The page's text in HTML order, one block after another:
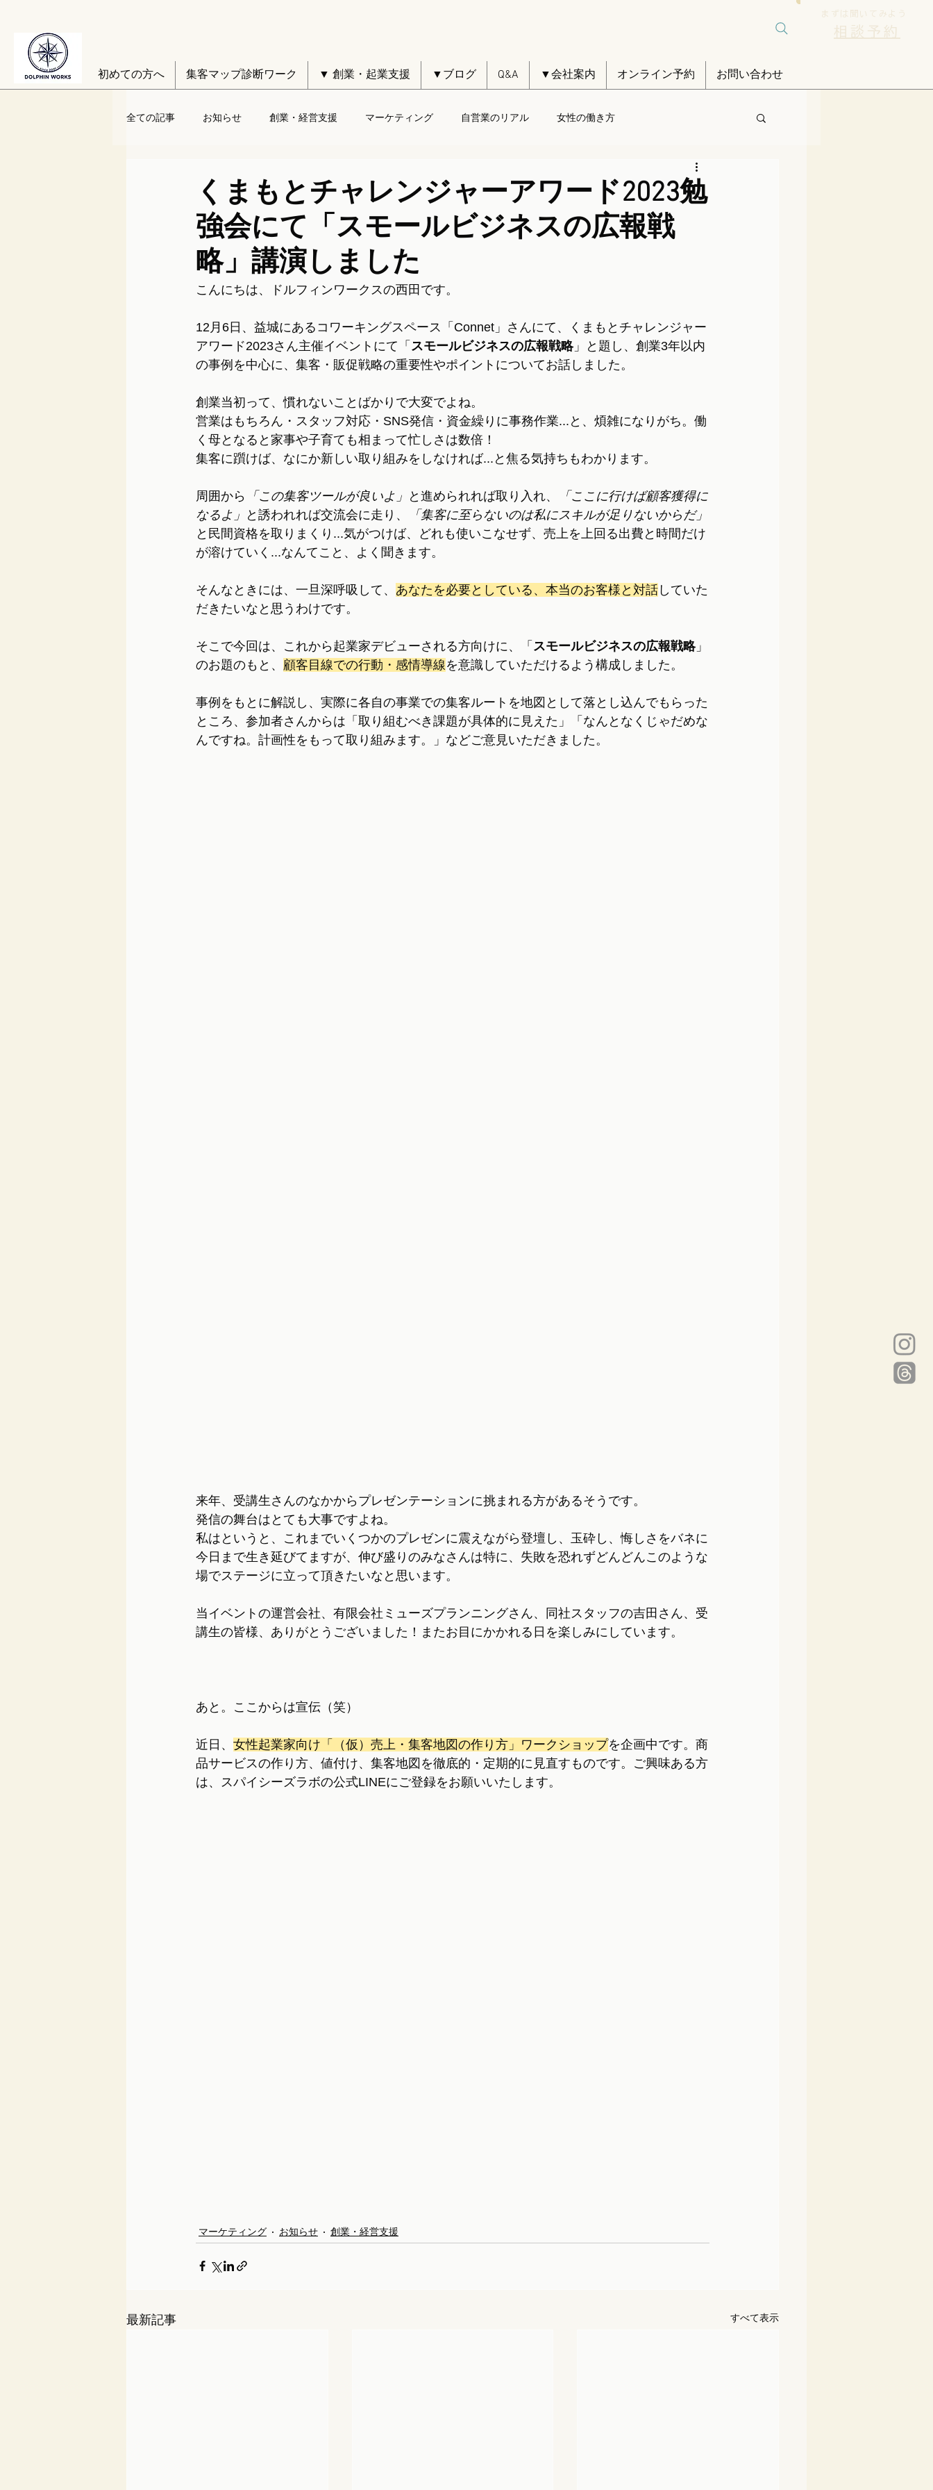
初めての方へ 集客マップ診断ワーク ▼ 創業・起業支援 ▼ブログ Q&A ▼会社案内 オンライン予約 お問い合わせ
まずは聞いてみよう
相談予約
全ての記事 お知らせ 創業・経営支援 マーケティング 自営業のリアル 女性の働き方
くまもとチャレンジャーアワード2023勉
強会にて「スモールビジネスの広報戦
略」講演しました
こんにちは、ドルフィンワークスの西田です。
12月6日、益城にあるコワーキングスペース「Connet」さんにて、くまもとチャレンジャー
アワード2023さん主催イベントにて「 スモールビジネスの広報戦略」と題し、創業3年以内
の事例を中心に、集客・販促戦略の重要性やポイントについてお話しました。
創業当初って、慣れないことばかりで大変でよね。
営業はもちろん・スタッフ対応・SNS発信・資金繰りに事務作業...と、煩雑になりがち。働
く母となると家事や子育ても相まって忙しさは数倍！
集客に躓けば、なにか新しい取り組みをしなければ...と焦る気持ちもわかります。
周囲から 「この集客ツールが良いよ」 と進められれば取り入れ、
「ここに行けば顧客獲得に
なるよ」 と誘われれば交流会に走り、
「集客に至らないのは私にスキルが足りないからだ」
と民間資格を取りまくり...気がつけば、どれも使いこなせず、売上を上回る出費と時間だけ
が溶けていく...なんてこと、よく聞きます。
そんなときには、一旦深呼吸して、 あなたを必要としている、本当のお客様と対話 していた
だきたいなと思うわけです。
そこで今回は、これから起業家デビューされる方向けに、「 スモールビジネスの広報戦略」
のお題のもと、 顧客目線での行動・感情導線を意識していただけるよう構成しました。
事例をもとに解説し、実際に各自の事業での集客ルートを地図として落とし込んでもらった
ところ、参加者さんからは「取り組むべき課題が具体的に見えた」「なんとなくじゃだめな
んですね。計画性をもって取り組みます。」などご意見いただきました。
来年、受講生さんのなかからプレゼンテーションに挑まれる方があるそうです。
発信の舞台はとても大事ですよね。
私はというと、これまでいくつかのプレゼンに震えながら登壇し、玉砕し、悔しさをバネに
今日まで生き延びてますが、伸び盛りのみなさんは特に、失敗を恐れずどんどんこのような
場でステージに立って頂きたいなと思います。
当イベントの運営会社、有限会社ミューズプランニングさん、同社スタッフの吉田さん、受
講生の皆様、ありがとうございました！またお目にかかれる日を楽しみにしています。
あと。ここからは宣伝（笑）
近日、 女性起業家向け「（仮）売上・集客地図の作り方」ワークショップを企画中です。商
品サービスの作り方、値付け、集客地図を徹底的・定期的に見直すものです。ご興味ある方
は、スパイシーズラボの公式LINEにご登録をお願いいたします。
マーケティング お知らせ 創業・経営支援
最新記事 すべて表示